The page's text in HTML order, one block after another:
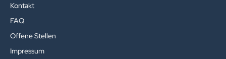
Kontakt
FAQ
Offene Stellen
Impressum